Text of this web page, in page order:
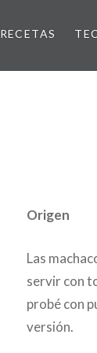
RECETAS
Origen
Las
servir con
probé con
versión.